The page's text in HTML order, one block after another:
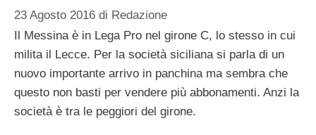
23 Agosto 2016 di Redazione
Il Messina è in Lega Pro nel girone C, lo stesso in cui
milita il Lecce. Per la società siciliana si parla di un
nuovo importante arrivo in panchina ma sembra che
questo non basti per vendere più abbonamenti. Anzi la
società è tra le peggiori del girone.